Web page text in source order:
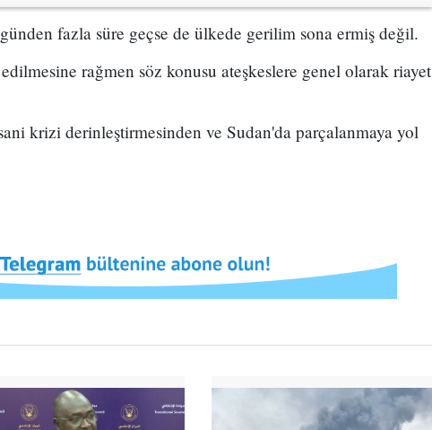
günden fazla süre geçse de ülkede gerilim sona ermiş değil.
rağmen söz konusu ateşkeslere genel olarak riayet
krizi derinleştirmesinden ve Sudan'da parçalanmaya yol